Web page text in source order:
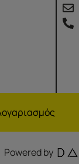
Powered by